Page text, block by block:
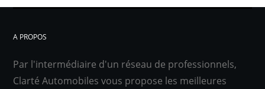
A PROPOS
Par l'intermédiaire d'un réseau de professionnels,
Clarté Automobiles vous propose les meilleures